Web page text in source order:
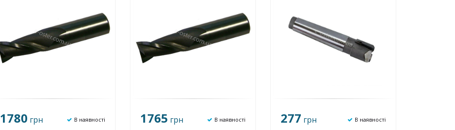
1780 грн В наявності 1765 грн В наявності 277 грн В наявності